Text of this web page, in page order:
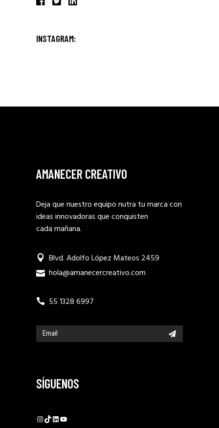
INSTAGRAM:
AMANECER CREATIVO
Deja que nuestro equipo nutra tu marca con
ideas innovadoras que conquisten
cada mañana.
Blvd. Adolfo López Mateos 2459
hola@amanecercreativo.com
55 1328 6997
SÍGUENOS